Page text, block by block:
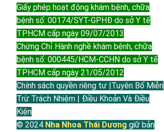
Giấy phép hoạt động khám bệnh, chữa
bệnh số: 00174/SYT-GPHĐ do sở Y tế
TPHCM cấp ngày 09/07/2013
Chứng Chỉ Hành nghề khám bệnh, chữa
bệnh số: 000445/HCM-CCHN do sở Y tế
TPHCM cấp ngày 21/05/2012
Chính sách quyền riêng tư |Tuyên Bố Miễn
Trừ Trách Nhiệm | Điều Khoản Và Điều
Kiện
© 2024 Nha Nhoa Thái Dương giữ bản